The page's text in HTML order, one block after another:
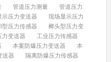
管道压力测量
管道压力
示压力变送器
现场显示压力
型压力传感器
榔头型压力变
力变送器
工业压力传感器
本案防爆压力变送器
本
送器
隔离防爆压力传感器